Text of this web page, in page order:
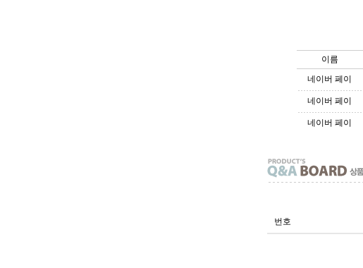
이름
네이버 페이
네이버 페이
네이버 페이
번호